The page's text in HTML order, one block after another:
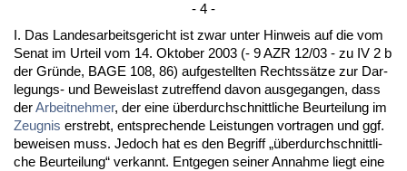
- 4 -
I. Das Lan­des­ar­beits­ge­richt ist zwar un­ter Hin­weis auf die vom
Se­nat im Ur­teil vom 14. Ok­to­ber 2003 (- 9 AZR 12/03 - zu IV 2 b
der Gründe, BA­GE 108, 86) auf­ge­stell­ten Rechtssätze zur Dar­
le­gungs- und Be­weis­last zu­tref­fend da­von aus­ge­gan­gen, dass
derAr­beit­neh­mer, der ei­ne über­durch­schnitt­li­che Be­ur­tei­lung im
Zeug­nis er­strebt, ent­spre­chen­de Leis­tun­gen vor­tra­gen und ggf.
be­wei­sen muss. Je­doch hat es den Be­griff „über­durch­schnitt­li­
che Be­ur­tei­lung“ ver­kannt. Ent­ge­gen sei­ner An­nah­me liegt ei­ne